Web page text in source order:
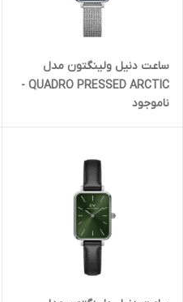
ساعت دنیل ولینگتون مدل
QUADRO PRESSED ARCTIC -
سیلور صفحه سرمه ای (زنانه)
ناموجود